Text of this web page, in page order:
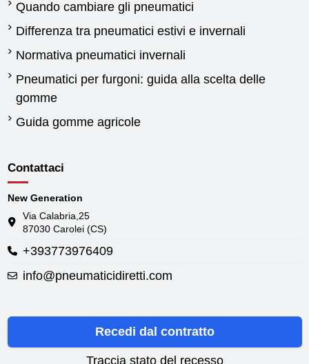
Quando cambiare gli pneumatici
Differenza tra pneumatici estivi e invernali
Normativa pneumatici invernali
Pneumatici per furgoni: guida alla scelta delle
gomme
Guida gomme agricole
Contattaci
New Generation
Via Calabria,25
87030 Carolei (CS)
+393773976409
info@pneumaticidiretti.com
Recedi dal contratto
Traccia stato del recesso